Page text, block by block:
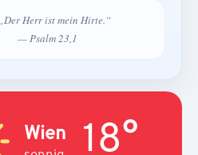
„Der Herr ist mein Hirte.“
— Psalm 23,1
Wien 18°